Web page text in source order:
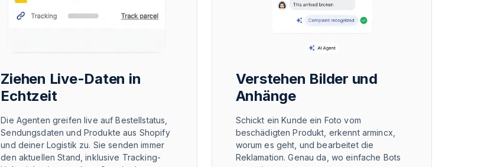
Ziehen Live-Daten in
Echtzeit
Die Agenten greifen live auf Bestellstatus,
Sendungsdaten und Produkte aus Shopify
und deiner Logistik zu. Sie senden immer
den aktuellen Stand, inklusive Tracking-
Verstehen Bilder und
Anhänge
Schickt ein Kunde ein Foto vom
beschädigten Produkt, erkennt armincx,
worum es geht, und bearbeitet die
Reklamation. Genau da, wo einfache Bots